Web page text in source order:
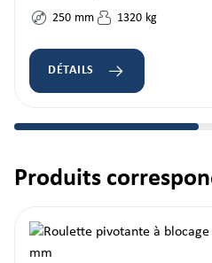
250 mm 1320 kg
DÉTAILS
Ignorer la galerie de produits
Produits